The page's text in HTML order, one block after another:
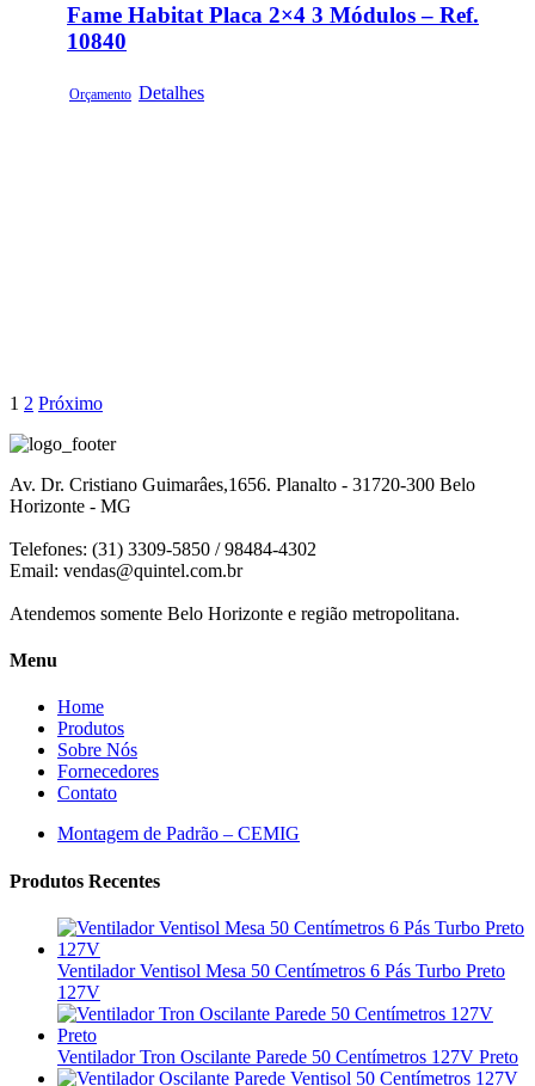
Fame Habitat Placa 2×4 3 Módulos – Ref.
10840
Orçamento Detalhes
1 2 Próximo
Av. Dr. Cristiano Guimarâes,1656. Planalto - 31720-300 Belo
Horizonte - MG
Telefones: (31) 3309-5850 / 98484-4302
Email: vendas@quintel.com.br
Atendemos somente Belo Horizonte e região metropolitana.
Menu
Home
Produtos
Sobre Nós
Fornecedores
Contato
Montagem de Padrão – CEMIG
Produtos Recentes
Ventilador Ventisol Mesa 50 Centímetros 6 Pás Turbo Preto
127V
Ventilador Tron Oscilante Parede 50 Centímetros 127V Preto